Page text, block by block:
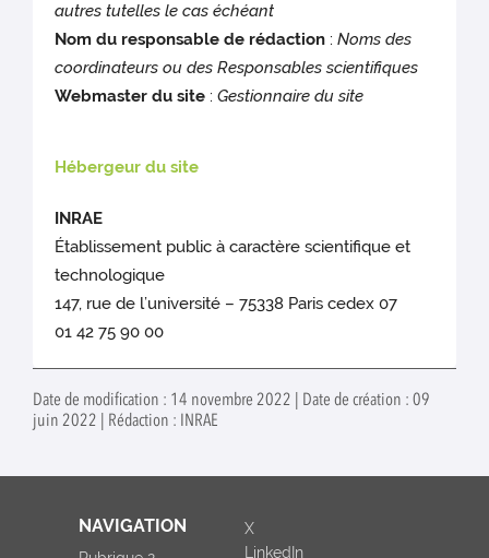
autres tutelles le cas échéant
Nom du responsable de rédaction :Noms des
coordinateurs ou des Responsables scientifiques
Webmaster du site :Gestionnaire du site
Hébergeur du site
INRAE
Établissement public à caractère scientifique et
technologique
147, rue de l’université – 75338 Paris cedex 07
01 42 75 90 00
Date de modification : 14 novembre 2022 | Date de création : 09
juin 2022 | Rédaction : INRAE
NAVIGATION
X
LinkedIn